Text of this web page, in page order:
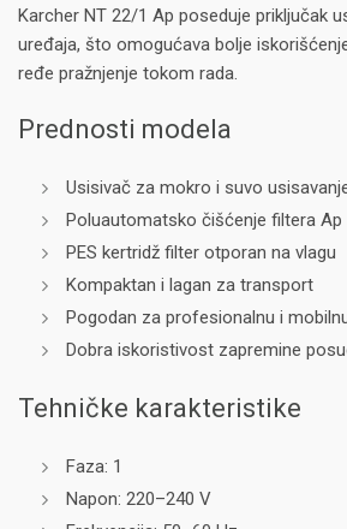
Karcher NT 22/1 Ap poseduje priključak
uređaja, što omogućava bolje
ređe pražnjenje tokom rada.
Prednosti modela
Usisivač za mokro i suvo
Poluautomatsko čišćenje filtera Ap
PES kertridž filter otporan na vlagu
Kompaktan i lagan za transport
Pogodan za profesionalnu i
Dobra iskoristivost zapremine
Tehničke karakteristike
Faza: 1
Napon: 220–240 V